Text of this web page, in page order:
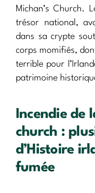
Michan’s Church.
trésor national,
dans sa crypte
corps momifiés,
terrible pour
patrimoine
Incendie de
church :
d’Histoire
fumée